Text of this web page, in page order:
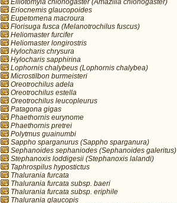
Elliotomyia chionogaster (Amazilia chionogaster)
Eriocnemis glaucopoides
Eupetomena macroura
Florisuga fusca (Melanotrochilus fuscus)
Heliomaster furcifer
Heliomaster longirostris
Hylocharis chrysura
Hylocharis sapphirina
Lophornis chalybeus (Lophornis chalybea)
Microstilbon burmeisteri
Oreotrochilus adela
Oreotrochilus estella
Oreotrochilus leucopleurus
Patagona gigas
Phaethornis eurynome
Phaethornis pretrei
Polytmus guainumbi
Sappho sparganurus (Sappho sparganura)
Sephanoides sephaniodes (Sephanoides galeritus)
Stephanoxis loddigesii (Stephanoxis lalandi)
Taphrospilus hypostictus
Thalurania furcata
Thalurania furcata subsp. baeri
Thalurania furcata subsp. eriphile
Thalurania glaucopis